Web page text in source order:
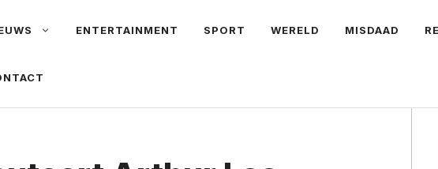
ENTERTAINMENT SPORT WERELD MISDAAD